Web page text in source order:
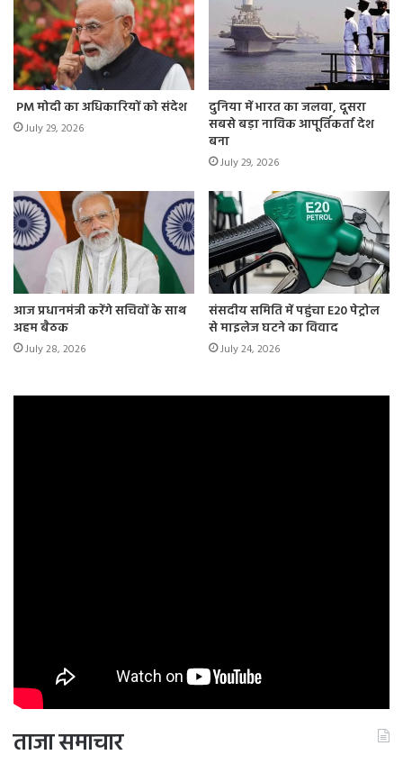
PM मोदी का अधिकारियों को संदेश
July 29, 2026
दुनिया में भारत का जलवा, दूसरा
सबसे बड़ा नाविक आपूर्तिकर्ता देश
बना
July 29, 2026
आज प्रधानमंत्री करेंगे सचिवों के साथ
अहम बैठक
July 28, 2026
संसदीय समिति में पहुंचा E20 पेट्रोल
से माइलेज घटने का विवाद
July 24, 2026
ताजा समाचार